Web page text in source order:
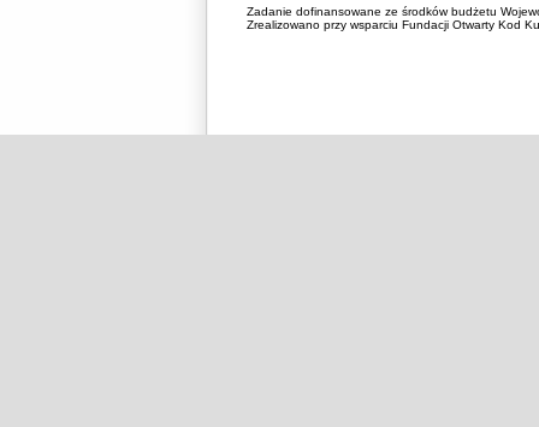
Zadanie dofinansowane ze środków budżetu
Zrealizowano przy wsparciu Fundacji Otwarty Kod